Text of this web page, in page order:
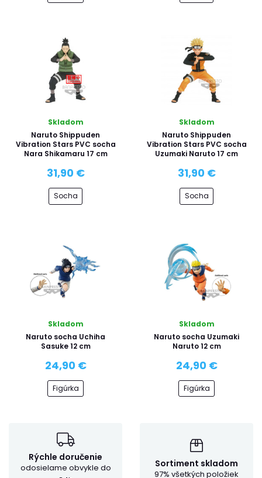
Skladom
Naruto Shippuden
Vibration Stars PVC socha
Nara Shikamaru 17 cm
31,90 €
Socha
Skladom
Naruto Shippuden
Vibration Stars PVC socha
Uzumaki Naruto 17 cm
31,90 €
Socha
Skladom
Naruto socha Uchiha
Sasuke 12 cm
24,90 €
Figúrka
Skladom
Naruto socha Uzumaki
Naruto 12 cm
24,90 €
Figúrka
Rýchle doručenie
odosielame obvykle do
Sortiment skladom
97% všetkých položiek